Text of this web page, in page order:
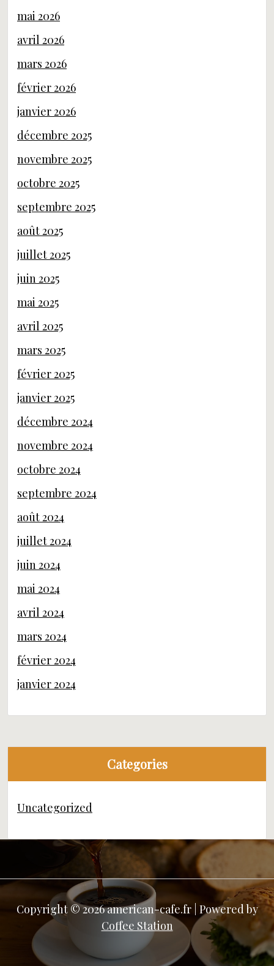
mai 2026
avril 2026
mars 2026
février 2026
janvier 2026
décembre 2025
novembre 2025
octobre 2025
septembre 2025
août 2025
juillet 2025
juin 2025
mai 2025
avril 2025
mars 2025
février 2025
janvier 2025
décembre 2024
novembre 2024
octobre 2024
septembre 2024
août 2024
juillet 2024
juin 2024
mai 2024
avril 2024
mars 2024
février 2024
janvier 2024
Categories
Uncategorized
Copyright © 2026 american-cafe.fr | Powered by
Coffee Station